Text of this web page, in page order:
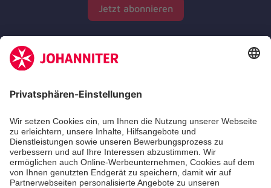
Jetzt abonnieren
Zertifizierung der Johanniter-Unfall-Hilfe e.V.
Die Johanniter GmbH führt das Spendenzertifikat
des Deutschen Spendenrats e.V.